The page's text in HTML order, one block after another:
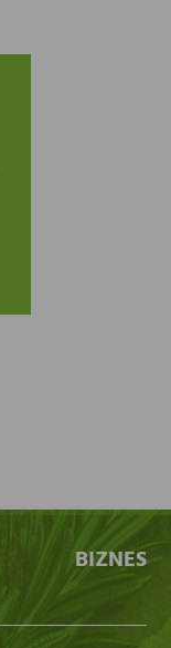
BIZNES